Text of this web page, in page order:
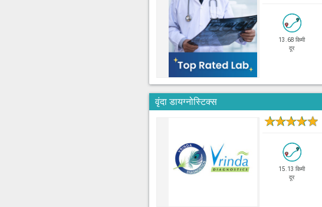
13.68 किमी
दूर
वृंदा डायग्नोस्टिक्स
★★★★★
15.13 किमी
दूर